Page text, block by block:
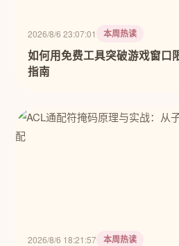
2026/8/6 23:07:01 本周热读
如何用免费工具突破游戏窗口
指南
2026/8/6 18:21:57 本周热读